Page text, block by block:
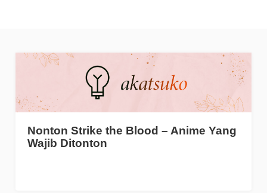
Nonton Strike the Blood – Anime Yang
Wajib Ditonton